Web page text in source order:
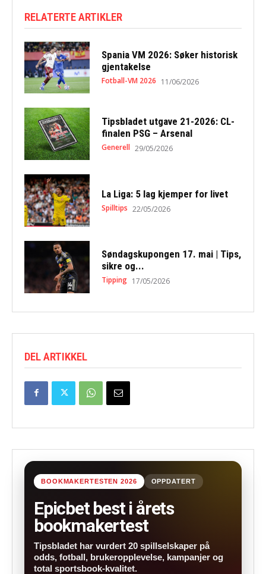
RELATERTE ARTIKLER
Spania VM 2026: Søker historisk
gjentakelse
Fotball-VM 2026 11/06/2026
Tipsbladet utgave 21-2026: CL-
finalen PSG – Arsenal
Generell 29/05/2026
La Liga: 5 lag kjemper for livet
Spilltips 22/05/2026
Søndagskupongen 17. mai | Tips,
sikre og...
Tipping 17/05/2026
DEL ARTIKKEL
BOOKMAKERTESTEN 2026 OPPDATERT
Epicbet best i årets
bookmakertest
Tipsbladet har vurdert 20 spillselskaper på
odds, fotball, brukeropplevelse, kampanjer og
total sportsbook-kvalitet.